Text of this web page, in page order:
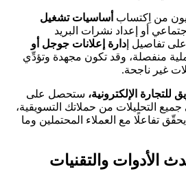
من اِكتساب أساسيات تشغيل
أو إعداد نشرات البريد
تفاصيل إ دارة إعلانات جوجل أو
منفصلة، وقد تكون مجهدة وتؤدِّي
غير ناجحة.
للتجارة الإلكترونية، ستحصل على
التحليلات من حملاتك التسويقية،
تفاعلًا مع العملاء المحتملين وما
الأدوات والتقنيات